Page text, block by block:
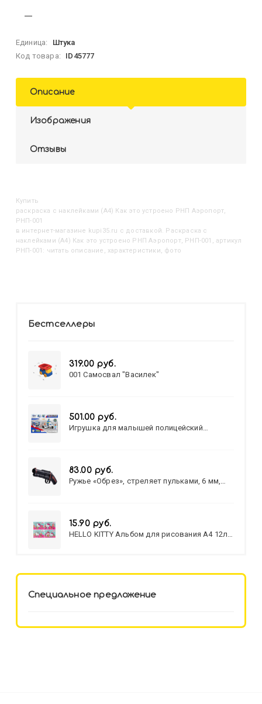
Единица:
Штука
Код товара:
ID45777
Описание
Изображения
Отзывы
Купить
Раскраска с наклейками (А4) Как это устроено РНП Аэропорт,
РНП-001
в интернет-магазине kupi35.ru с доставкой. Раскраска с
наклейками (А4) Как это устроено РНП Аэропорт, РНП-001, артикул
РНП-001: читать описание, характеристики, фото
Бестселлеры
319.00 руб.
001 Самосвал "Василек"
501.00 руб.
Игрушка для малышей полицейский
83.00 руб.
Ружье «Обрез», стреляет пульками, 6 мм,
15.90 руб.
HELLO KITTY Альбом для рисования А4 12л.
Специальное предложение